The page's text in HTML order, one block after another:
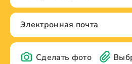
Сделать фото